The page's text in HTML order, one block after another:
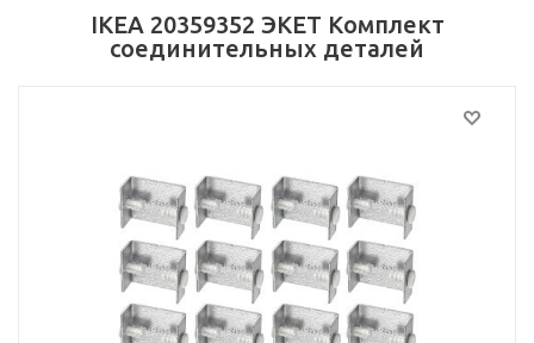
IKEA 20359352 ЭКЕТ Комплект
соединительных деталей